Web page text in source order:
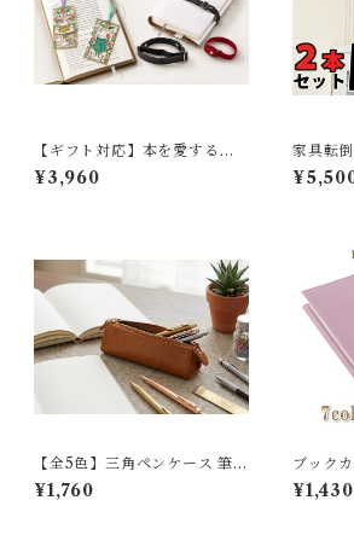
【ギフト対応】本を愛する人
へ贈る 読書3点セット（ステン
ドグラス風しおり / 本革ブッ
¥3,960
家具転
ん Mタ
2本セ
【全5色】三角ペンケース 筆箱
PUレザー 大容量 スリム 立つ
ガバッと開く シンプル おしゃ
¥1,760
ブック
サイズ
¥1,430